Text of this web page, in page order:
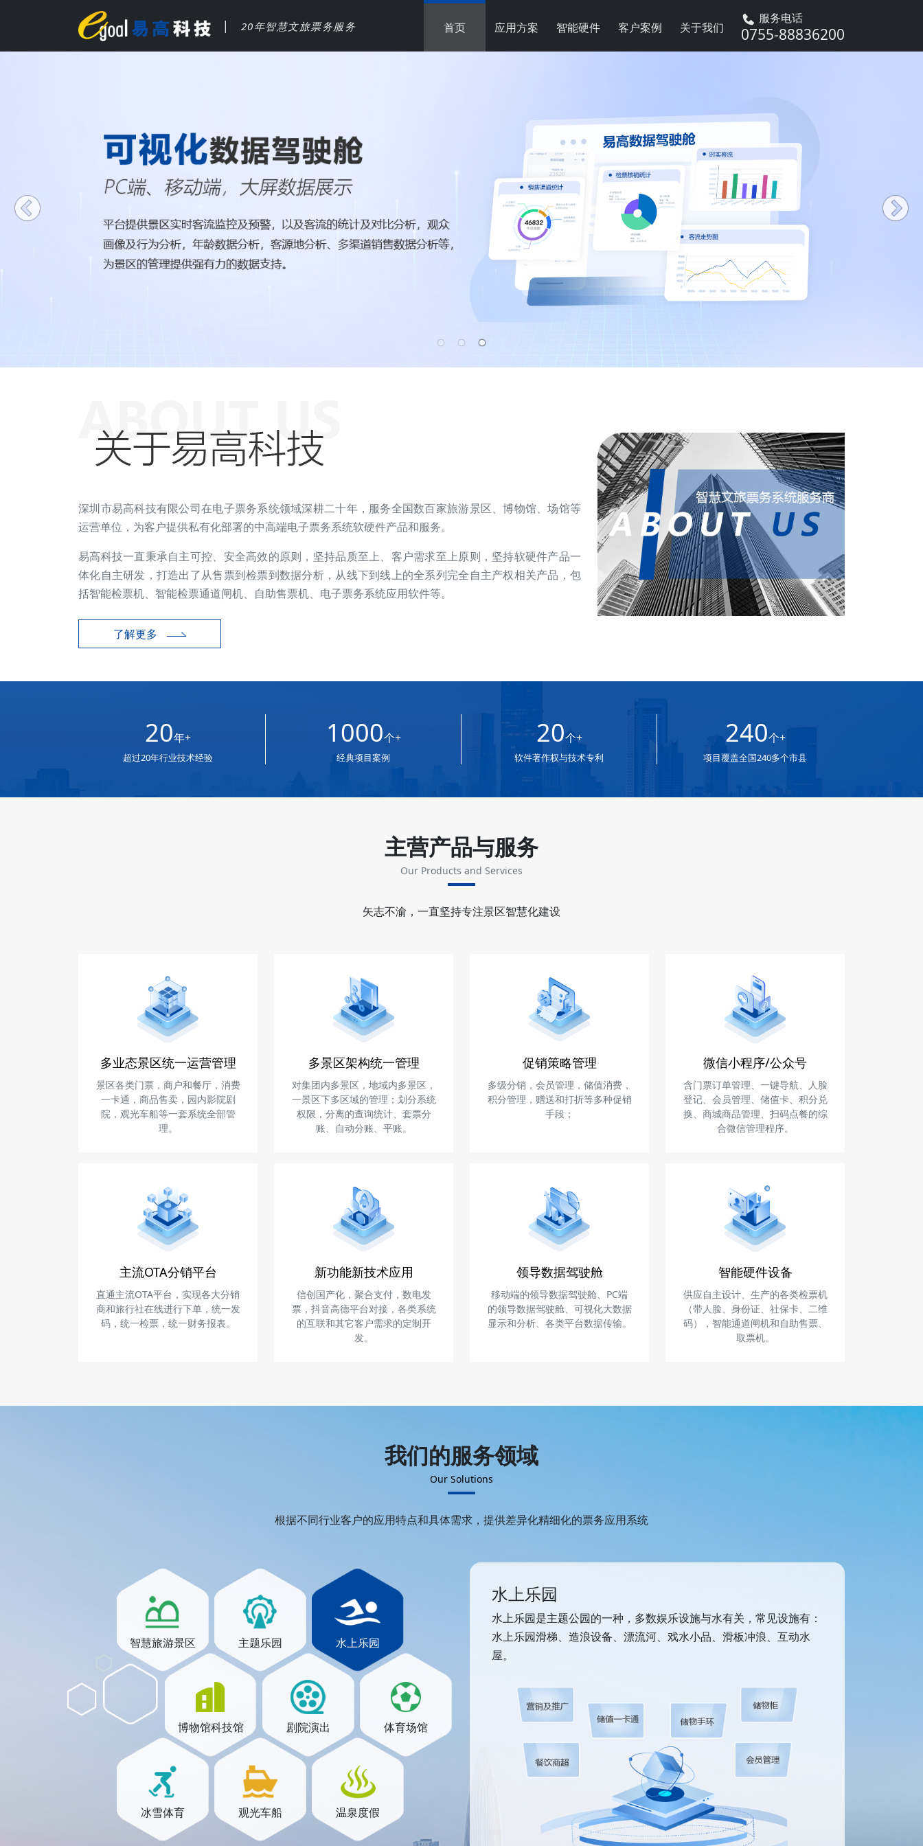
| 20年智慧文旅票务服务 首页 应用方案 智能硬件 客户案例 关于我们
服务电话
0755-88836200
深圳市易高科技有限公司在电子票务系统领域深耕二十年，服务全国数百家旅游景区、博物馆、场馆等
运营单位，为客户提供私有化部署的中高端电子票务系统软硬件产品和服务。
易高科技一直秉承自主可控、安全高效的原则，坚持品质至上、客户需求至上原则，坚持软硬件产品一
体化自主研发，打造出了从售票到检票到数据分析，从线下到线上的全系列完全自主产权相关产品，包
括智能检票机、智能检票通道闸机、自助售票机、电子票务系统应用软件等。
了解更多
20年+
超过20年行业技术经验
1000个+
经典项目案例
20个+
软件著作权与技术专利
240个+
项目覆盖全国240多个市县
主营产品与服务
Our Products and Services
矢志不渝，一直坚持专注景区智慧化建设
多业态景区统一运营管理
景区各类门票，商户和餐厅，消费
一卡通，商品售卖，园内影院剧
院，观光车船等一套系统全部管
理。
多景区架构统一管理
对集团内多景区，地域内多景区，
一景区下多区域的管理；划分系统
权限，分离的查询统计、套票分
账、自动分账、平账。
促销策略管理
多级分销，会员管理，储值消费，
积分管理，赠送和打折等多种促销
手段；
微信小程序/公众号
含门票订单管理、一键导航、人脸
登记、会员管理、储值卡、积分兑
换、商城商品管理、扫码点餐的综
合微信管理程序。
主流OTA分销平台
直通主流OTA平台，实现各大分销
商和旅行社在线进行下单，统一发
码，统一检票，统一财务报表。
新功能新技术应用
信创国产化，聚合支付，数电发
票，抖音高德平台对接，各类系统
的互联和其它客户需求的定制开
发。
领导数据驾驶舱
移动端的领导数据驾驶舱、PC端
的领导数据驾驶舱、可视化大数据
显示和分析、各类平台数据传输。
智能硬件设备
供应自主设计、生产的各类检票机
（带人脸、身份证、社保卡、二维
码），智能通道闸机和自助售票、
取票机。
我们的服务领域
Our Solutions
根据不同行业客户的应用特点和具体需求，提供差异化精细化的票务应用系统
智慧旅游景区 主题乐园 水上乐园
博物馆科技馆 剧院演出 体育场馆
冰雪体育 观光车船 温泉度假
水上乐园
水上乐园是主题公园的一种，多数娱乐设施与水有关，常见设施有：
水上乐园滑梯、造浪设备、漂流河、戏水小品、滑板冲浪、互动水
屋。